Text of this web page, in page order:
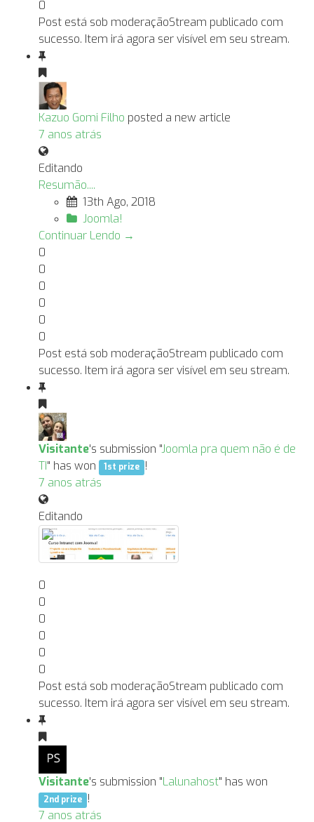
0
Post está sob moderaçãoStream publicado com
sucesso. Item irá agora ser visível em seu stream.
Kazuo Gomi Filho posted a new article
7 anos atrás
Editando
Resumão....
13th Ago, 2018
Joomla!
Continuar Lendo →
0
0
0
0
0
0
Post está sob moderaçãoStream publicado com
sucesso. Item irá agora ser visível em seu stream.
Visitante's submission "Joomla pra quem não é de
TI" has won 1st prize !
7 anos atrás
Editando
0
0
0
0
0
0
Post está sob moderaçãoStream publicado com
sucesso. Item irá agora ser visível em seu stream.
Visitante's submission "Lalunahost" has won
2nd prize !
7 anos atrás